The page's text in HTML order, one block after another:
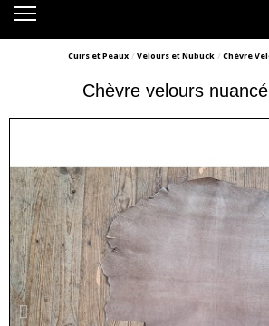
Cuirs et Peaux Velours et Nubuck Chèvre
Chèvre velours